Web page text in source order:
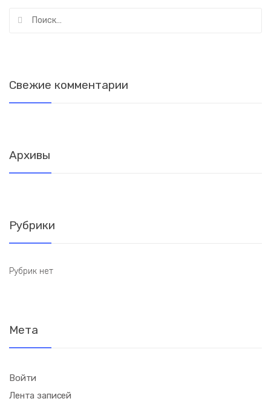
Свежие комментарии
Архивы
Рубрики
Рубрик нет
Мета
Войти
Лента записей